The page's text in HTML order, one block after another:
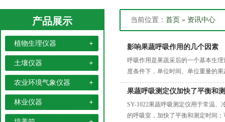
产品展示
植物生理仪器
土壤仪器
农业环境气象仪器
林业仪器
当前位置： 首页 » 资讯中心
影响果蔬呼吸作用的几个因素
呼吸作用是果蔬采后的一个基本生
度条件下，单位时间、单位重量的
的贮藏寿命与呼吸强度成反比，呼
果蔬呼吸测定仪加快了平衡和
SY-1022果蔬呼吸测定仪用于常温
的呼吸室，加快了平衡和测定时间